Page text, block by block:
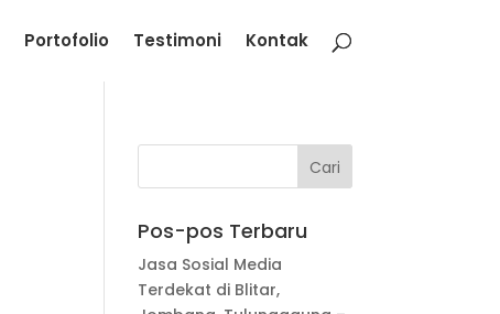
Portofolio Testimoni Kontak
Pos-pos Terbaru
Jasa Sosial Media
Terdekat di Blitar,